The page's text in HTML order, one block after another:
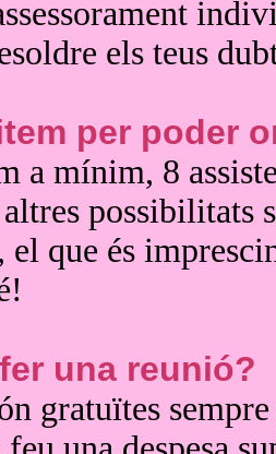
els teus
per poder
a mínim, 8
que és
una reunió?
gratuïtes